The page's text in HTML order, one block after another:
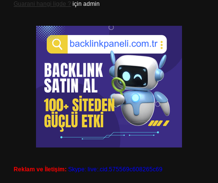
Guarani hangi ligde ? için admin
Reklam ve İletişim: Skype: live:.cid.575569c608265c69